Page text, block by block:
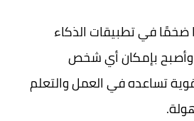
تطورًا ضخمًا في تطبيقات الذكاء
وأصبح بإمكان أي شخص
تساعده في العمل والتعلم